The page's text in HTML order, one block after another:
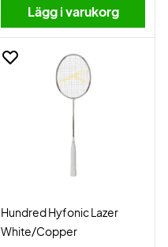
Lägg i varukorg
Hundred Hyfonic Lazer
White/Copper